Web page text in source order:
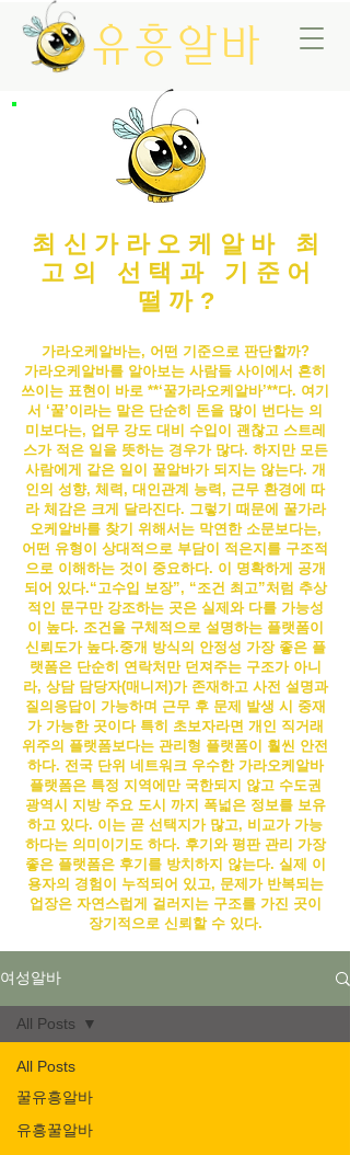
유흥알바
최신가라오케알바 최
고의 선택과 기준어
떨까?
가라오케알바는, 어떤 기준으로 판단할까?
가라오케알바를 알아보는 사람들 사이에서 흔히
쓰이는 표현이 바로 **‘꿀가라오케알바’**다. 여기
서 ‘꿀’이라는 말은 단순히 돈을 많이 번다는 의
미보다는, 업무 강도 대비 수입이 괜찮고 스트레
스가 적은 일을 뜻하는 경우가 많다. 하지만 모든
사람에게 같은 일이 꿀알바가 되지는 않는다. 개
인의 성향, 체력, 대인관계 능력, 근무 환경에 따
라 체감은 크게 달라진다. 그렇기 때문에 꿀가라
오케알바를 찾기 위해서는 막연한 소문보다는,
어떤 유형이 상대적으로 부담이 적은지를 구조적
으로 이해하는 것이 중요하다. 이 명확하게 공개
되어 있다.“고수입 보장”, “조건 최고”처럼 추상
적인 문구만 강조하는 곳은 실제와 다를 가능성
이 높다. 조건을 구체적으로 설명하는 플랫폼이
신뢰도가 높다.중개 방식의 안정성 가장 좋은 플
랫폼은 단순히 연락처만 던져주는 구조가 아니
라, 상담 담당자(매니저)가 존재하고 사전 설명과
질의응답이 가능하며 근무 후 문제 발생 시 중재
가 가능한 곳이다 특히 초보자라면 개인 직거래
위주의 플랫폼보다는 관리형 플랫폼이 훨씬 안전
하다. 전국 단위 네트워크 우수한 가라오케알바
플랫폼은 특정 지역에만 국한되지 않고 수도권
광역시 지방 주요 도시 까지 폭넓은 정보를 보유
하고 있다. 이는 곧 선택지가 많고, 비교가 가능
하다는 의미이기도 하다. 후기와 평판 관리 가장
좋은 플랫폼은 후기를 방치하지 않는다. 실제 이
용자의 경험이 누적되어 있고, 문제가 반복되는
업장은 자연스럽게 걸러지는 구조를 가진 곳이
장기적으로 신뢰할 수 있다.
여성알바
All Posts
꿀유흥알바
유흥꿀알바
All Posts